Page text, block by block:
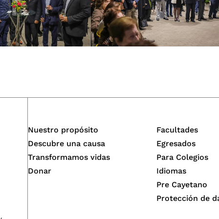
Nuestro propósito
Descubre una causa
Transformamos vidas
Donar
Facultades
Egresados
Para Colegios
Idiomas
Pre Cayetano
Protección de